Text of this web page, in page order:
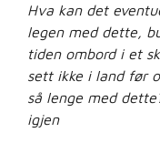
Hva kan det
legen med dette,
tiden ombord i et
sett ikke i land før
så lenge med
igjen